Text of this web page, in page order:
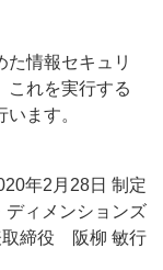
情報セキュリ
これを実行する
ます。
年2月28日 制定
ディメンションズ
取締役 阪柳 敏行